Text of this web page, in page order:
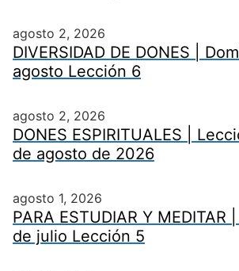
agosto 2, 2026
DIVERSIDAD DE DONES |
agosto Lección 6
agosto 2, 2026
DONES ESPIRITUALES |
de agosto de 2026
agosto 1, 2026
PARA ESTUDIAR Y MEDITAR
de julio Lección 5